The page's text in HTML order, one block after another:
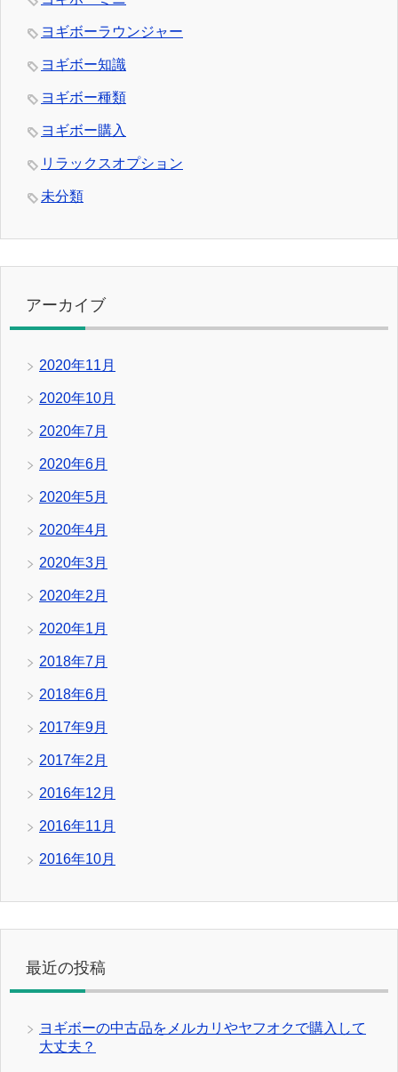
ヨギボーラウンジャー
ヨギボー知識
ヨギボー種類
ヨギボー購入
リラックスオプション
未分類
アーカイブ
2020年11月
2020年10月
2020年7月
2020年6月
2020年5月
2020年4月
2020年3月
2020年2月
2020年1月
2018年7月
2018年6月
2017年9月
2017年2月
2016年12月
2016年11月
2016年10月
最近の投稿
ヨギボーの中古品をメルカリやヤフオクで購入して
大丈夫？